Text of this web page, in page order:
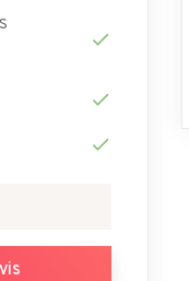
check
check
check